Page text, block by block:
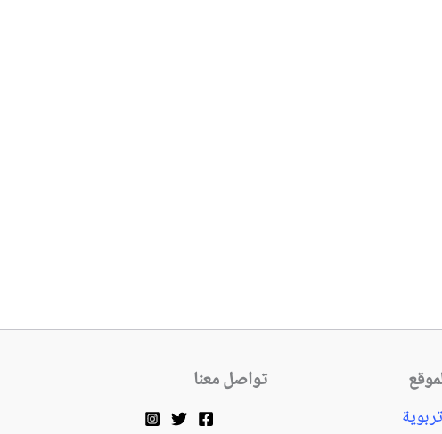
تواصل معنا